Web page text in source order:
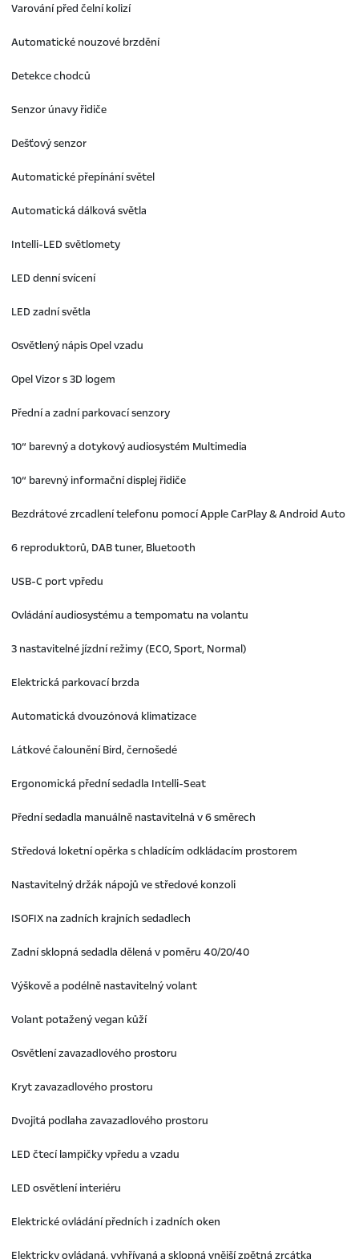
Varování před čelní kolizí
Automatické nouzové brzdění
Detekce chodců
Senzor únavy řidiče
Dešťový senzor
Automatické přepínání světel
Automatická dálková světla
Intelli-LED světlomety
LED denní svícení
LED zadní světla
Osvětlený nápis Opel vzadu
Opel Vizor s 3D logem
Přední a zadní parkovací senzory
10“ barevný a dotykový audiosystém Multimedia
10“ barevný informační displej řidiče
Bezdrátové zrcadlení telefonu pomocí Apple CarPlay & Android Auto
6 reproduktorů, DAB tuner, Bluetooth
USB-C port vpředu
Ovládání audiosystému a tempomatu na volantu
3 nastavitelné jízdní režimy (ECO, Sport, Normal)
Elektrická parkovací brzda
Automatická dvouzónová klimatizace
Látkové čalounění Bird, černošedé
Ergonomická přední sedadla Intelli-Seat
Přední sedadla manuálně nastavitelná v 6 směrech
Středová loketní opěrka s chladícím odkládacím prostorem
Nastavitelný držák nápojů ve středové konzoli
ISOFIX na zadních krajních sedadlech
Zadní sklopná sedadla dělená v poměru 40/20/40
Výškově a podélně nastavitelný volant
Volant potažený vegan kůží
Osvětlení zavazadlového prostoru
Kryt zavazadlového prostoru
Dvojitá podlaha zavazadlového prostoru
LED čtecí lampičky vpředu a vzadu
LED osvětlení interiéru
Elektrické ovládání předních i zadních oken
Elektricky ovládaná, vyhřívaná a sklopná vnější zpětná zrcátka